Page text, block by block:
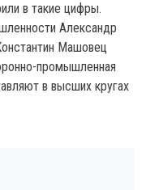
в такие цифры.
Александр
Машовец
промышленная
в высших кругах